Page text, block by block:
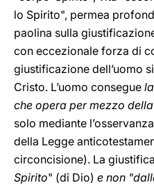
lo Spirito", permea
paolina sulla
con eccezionale forza di
giustificazione dell’uomo
Cristo. L’uomo consegue
che opera per mezzo
solo mediante
della Legge
circoncisione). La
Spirito" (di Dio) e non